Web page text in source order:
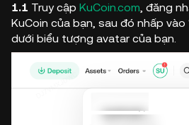
1.1 Truy cập KuCoin.com, đăng
KuCoin của bạn, sau đó nhấp vào
dưới biểu tượng avatar của bạn.